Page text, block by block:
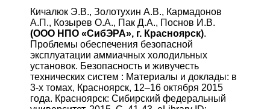
Кичалюк Э.В., Золотухин А.В., Кармадонов
А.П., Козырев О.А., Пак Д.А., Поснов И.В.
(ООО НПО «СибЭРА», г. Красноярск).
Проблемы обеспечения безопасной
эксплуатации аммиачных холодильных
установок. Безопасность и живучесть
технических систем : Материалы и доклады: в
3-х томах, Красноярск, 12–16 октября 2015
года. Красноярск: Сибирский федеральный